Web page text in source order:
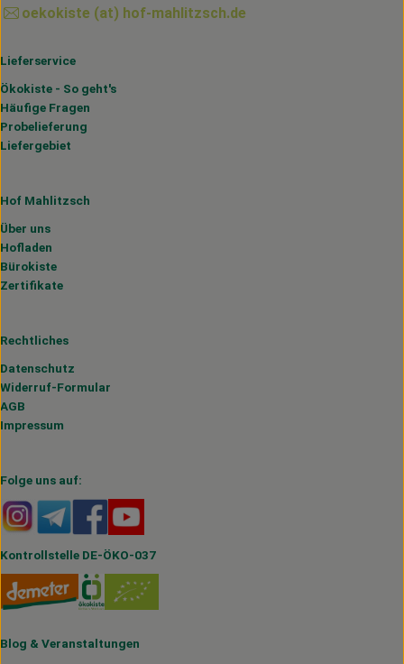
oekokiste (at) hof-mahlitzsch.de
Lieferservice
Ökokiste - So geht's
Häufige Fragen
Probelieferung
Liefergebiet
Hof Mahlitzsch
Über uns
Hofladen
Bürokiste
Zertifikate
Rechtliches
Datenschutz
Widerruf-Formular
AGB
Impressum
Folge uns auf:
Externer Link zu https://www.instagram.com/
Externer Link zu https://t.me/s/hofmahlitzsch
Externer Link zu https://www.facebook.com/
Kontrollstelle DE-ÖKO-037
Blog & Veranstaltungen